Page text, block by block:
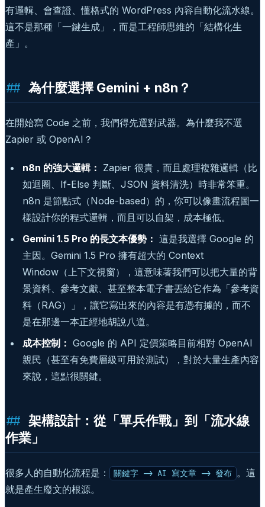
有邏輯、會查證、懂格式的 WordPress 內容自動化流水線。
這不是那種「一鍵生成」，而是工程師思維的「結構化生
產」。
為什麼選擇 Gemini + n8n？
在開始寫 Code 之前，我們得先選對武器。為什麼我不選
Zapier 或 OpenAI？
n8n 的強大邏輯： Zapier 很貴，而且處理複雜邏輯（比
如迴圈、If-Else 判斷、JSON 資料清洗）時非常笨重。
n8n 是節點式（Node-based）的，你可以像畫流程圖一
樣設計你的程式邏輯，而且可以自架，成本極低。
Gemini 1.5 Pro 的長文本優勢： 這是我選擇 Google 的
主因。Gemini 1.5 Pro 擁有超大的 Context
Window（上下文視窗），這意味著我們可以把大量的背
景資料、參考文獻、甚至整本電子書丟給它作為「參考資
料（RAG）」，讓它寫出來的內容是有憑有據的，而不
是在那邊一本正經地胡說八道。
成本控制： Google 的 API 定價策略目前相對 OpenAI
親民（甚至有免費層級可用於測試），對於大量生產內容
來說，這點很關鍵。
架構設計：從「單兵作戰」到「流水線
作業」
很多人的自動化流程是： 關鍵字 -> AI 寫文章 -> 發布 。這
就是產生廢文的根源。